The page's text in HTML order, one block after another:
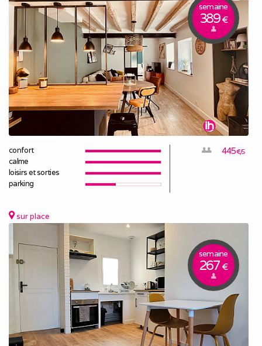
semaine
389€
confort
calme
loisirs et sorties
parking
445€/S
sur place
semaine
267€